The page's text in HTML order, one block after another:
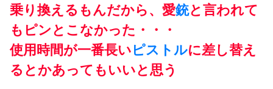
乗り換えるもんだから、愛銃と言われて
もピンとこなかった・・・
使用時間が一番長いピストルに差し替え
るとかあってもいいと思う